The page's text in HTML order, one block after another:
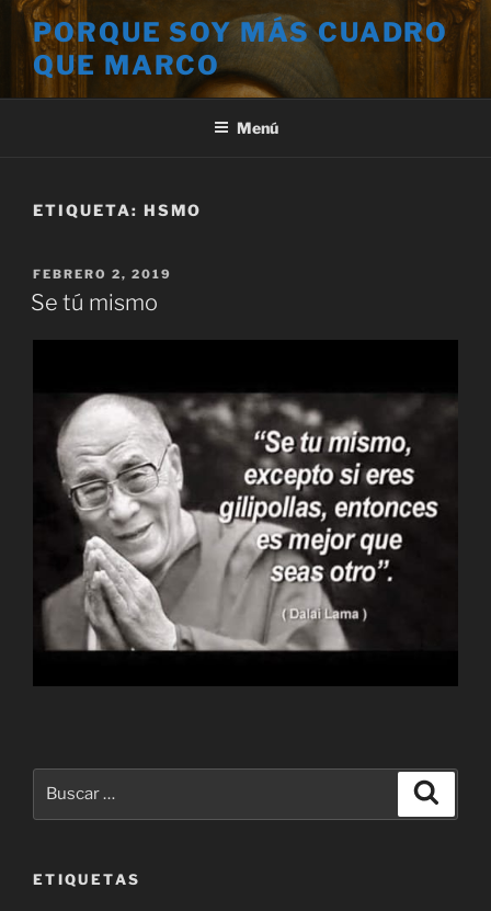
Saltar
contenido
PORQUE SOY MÁS CUADRO
QUE MARCO
Menú
ETIQUETA: HSMO
PUBLICADO
EL
FEBRERO 2, 2019
Se tú mismo
ETIQUETAS